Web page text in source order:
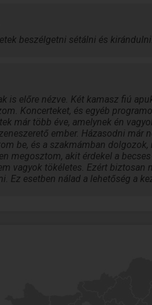
beszélgetni sétálni és
is előre nézve. Két kamasz fiú
Koncerteket, és egyéb
már több éve, amelynek én
ember. Házasodni már
be, és a szakmámban
megosztom, akit érdekel a
vagyok tökéletes. Ezért biztosan
Ez esetben nálad a lehetőség a